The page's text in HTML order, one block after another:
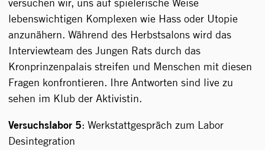
versuchen wir, uns auf spielerische Weise
lebenswichtigen Komplexen wie Hass oder Utopie
anzunähern. Während des Herbstsalons wird das
Interviewteam des Jungen Rats durch das
Kronprinzenpalais streifen und Menschen mit diesen
Fragen konfrontieren. Ihre Antworten sind live zu
sehen im Klub der Aktivistin.
Versuchslabor 5: Werkstattgespräch zum Labor
Desintegration